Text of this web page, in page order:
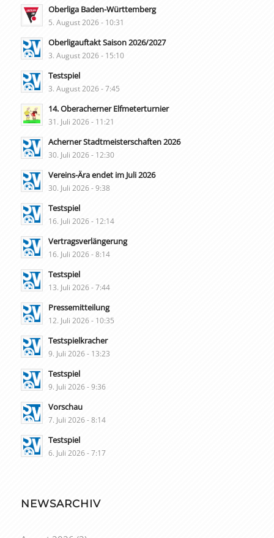
Oberliga Baden-Württemberg
5. August 2026 - 10:31
Oberligauftakt Saison 2026/2027
3. August 2026 - 15:10
Testspiel
3. August 2026 - 7:45
14. Oberacherner Elfmeterturnier
31. Juli 2026 - 11:21
Acherner Stadtmeisterschaften 2026
30. Juli 2026 - 12:30
Vereins-Ära endet im Juli 2026
30. Juli 2026 - 9:38
Testspiel
16. Juli 2026 - 12:14
Vertragsverlängerung
16. Juli 2026 - 8:14
Testspiel
13. Juli 2026 - 7:44
Pressemitteilung
12. Juli 2026 - 10:35
Testspielkracher
9. Juli 2026 - 13:23
Testspiel
9. Juli 2026 - 9:36
Vorschau
7. Juli 2026 - 8:14
Testspiel
6. Juli 2026 - 7:17
NEWSARCHIV